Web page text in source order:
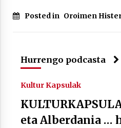
Posted in Oroimen
Hurrengo podcasta
Kultur Kapsulak
eta Alberdania …